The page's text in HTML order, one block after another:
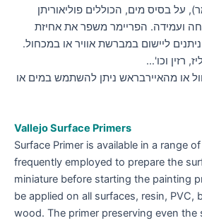
על בסיס מים, הכוללים פוליאוריתן
ועמידה. הפריימר משפר את אחיזת
ליישום במברשת אוויר או במכחול.
רזין וכו'…
או מהאיירבראש ניתן להשתמש במים או
VallejoSurface Primers
Surface Primer is available in a range
frequently employed to prepare the
miniature before starting the painting
be applied on all surfaces, resin, PVC,
wood. The primer preserving even the